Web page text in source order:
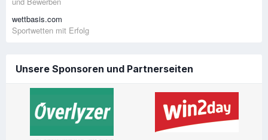
wettbasis.com
Sportwetten mit Erfolg
Unsere Sponsoren und Partnerseiten